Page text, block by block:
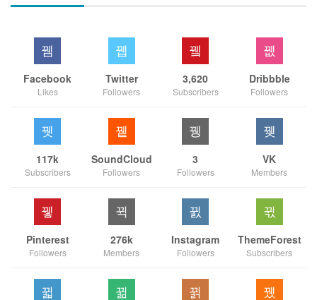
Facebook
Likes
Twitter
Followers
3,620
Subscribers
Dribbble
Followers
117k
Subscribers
SoundCloud
Followers
3
Followers
VK
Members
Pinterest
Followers
276k
Members
Instagram
Followers
ThemeForest
Subscribers